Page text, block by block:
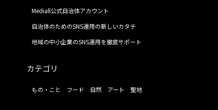
Mediall公式自治体アカウント
自治体のためのSNS運用の新しいカタチ
地域の中小企業のSNS運用を徹底サポート
カテゴリ
もの・こと フード 自然 アート 聖地